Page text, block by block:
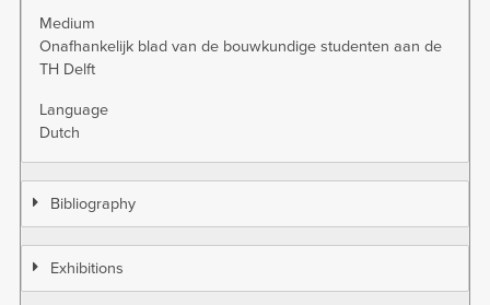
Medium
Onafhankelijk blad van de bouwkundige studenten aan de
TH Delft
Language
Dutch
Bibliography
Exhibitions